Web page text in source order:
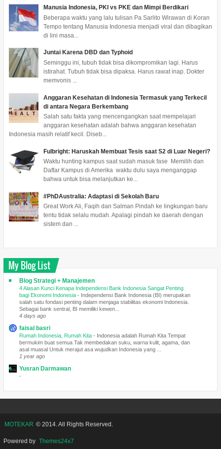
Manusia Indonesia, PKI vs PKE dan Mimpi Berdikari
Beberapa waktu yang lalu tulisan Pa Sarlito Wirawan di Koran
Tempo tentang Manusia Indonesia menjadi viral dan dibagikan
di lini masa...
Juntai Karena DBD dan Typhoid
Seminggu ini, tubuh tidak bisa dikompromikan lagi. Harus
istirahat. Tubuh tidak bisa dipaksa. Harus rawat inap. Dokter
memvonis ...
Anggaran Kesehatan di Indonesia Termasuk yang Terkecil
di antara Negara Berkembang
Salah satu fakta yang mencengangkan saat mempelajari
anggaran kesehatan adalah bahwa anggaran kesehatan
Indonesia masih relatif kecil. Diseb...
Fulbright: Haruskah Membuat Tesis saat S2 di Luar Negeri?
Waktu hunting kampus saat sudah masuk fase Memilih dan
Daftar Kampus di Amerika waktu dulu saya menganggap
bahwa untuk bisa melanjutkan ke...
#PhDAustralia: Adaptasi di Sekolah Baru
Great Work Ali, Faqih dan Salman Pindah ke lingkungan baru
tentu tidak selalu mudah. Apalagi pindah ke daerah dengan
sistem dan ...
My Blog List
Blog Strategi + Manajemen
4 Alasan Kunci Kenapa Independensi Bank Indonesia Sangat Penting
bagi Ekonomi Indonesia - Independensi Bank Indonesia (BI) merupakan
salah satu fondasi penting dalam menjaga stabilitas ekonomi Indonesia.
Sebagai bank sentral, BI memiliki kewen...
4 days ago
faisal basri
Rumah Indonesia, Rumah Kita - Indonesia adalah Rumah Kita Tempat
bermukim buat semua Tak membedakan suku, warna kulit, agama, dan
asal muasal Untuk merajut asa wujudkan Indonesia yang ...
1 year ago
Yusran Darmawan
-
MOTEKAR © 2014. All Rights Reserved.
Powered by Themes24x7